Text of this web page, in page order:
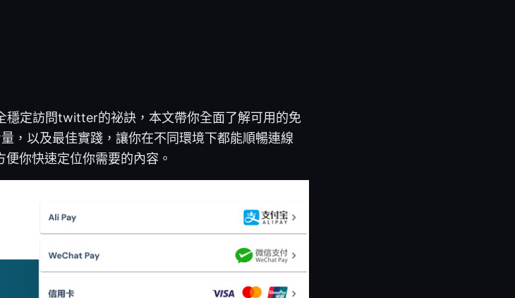
穩定訪問twitter的祕訣，本文帶你全面了解可用的免
，以及最佳實踐，讓你在不同環境下都能順暢連線
你快速定位你需要的內容。